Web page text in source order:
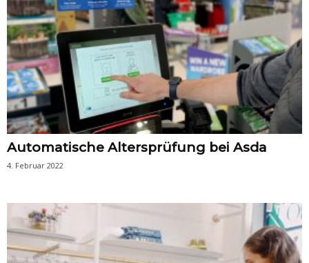
Automatische Altersprüfung bei Asda
4. Februar 2022